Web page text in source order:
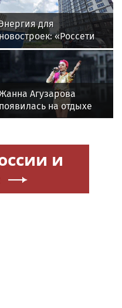
для
новостроек: «Россети
обеспечили почти 12
МВт мощности для
новых жилых
Агузарова
появилась на отдыхе
22-летним
и